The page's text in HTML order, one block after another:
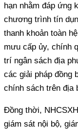
hạn nhằm đáp ứng
chương trình tín
thanh khoản toàn
mưu cấp ủy, chính
trí ngân sách địa
các giải pháp đồng
chính sách trên địa
Đồng thời,
giám sát nội bộ,